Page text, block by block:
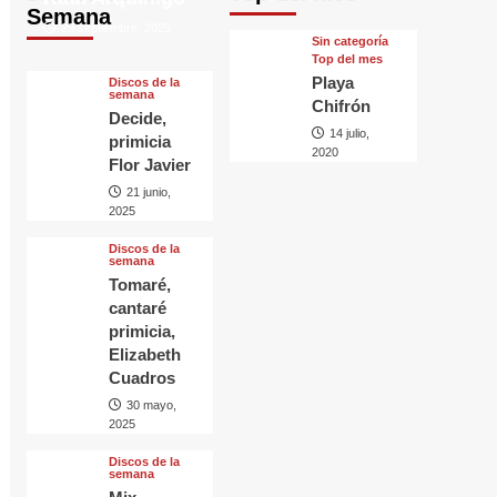
Semana
29 septiembre, 2025
Discos de la
semana
Decide,
primicia
Flor Javier
21 junio,
2025
Discos de la
semana
Tomaré,
cantaré
primicia,
Elizabeth
Cuadros
30 mayo,
2025
Discos de la
semana
Sin categorí­a
Top del mes
Playa
Chifrón
14 julio,
2020